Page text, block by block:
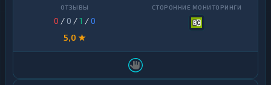
0 / 0 /1 /0
5,0 ★